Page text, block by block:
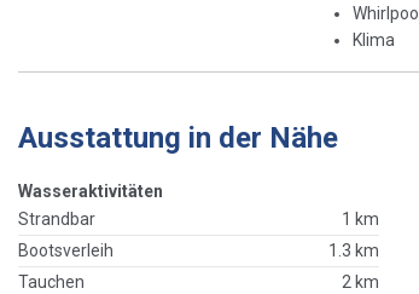
Whirlpool
Klima
Ausstattung in der Nähe
Wasseraktivitäten
Strandbar
1 km
Bootsverleih
1.3 km
Tauchen
2 km